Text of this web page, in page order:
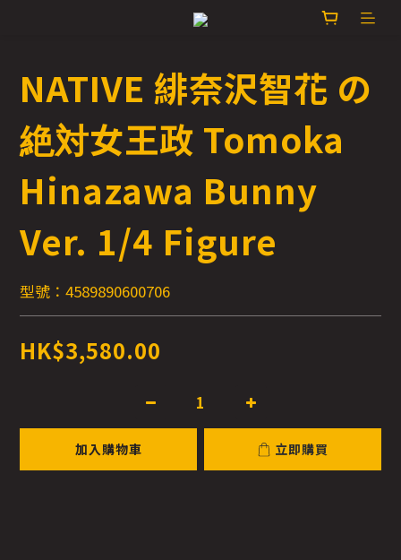
NATIVE 緋奈沢智花 の
絶対女王政 Tomoka
Hinazawa Bunny
Ver. 1/4 Figure
型號：4589890600706
HK$3,580.00
加入購物車 立即購買